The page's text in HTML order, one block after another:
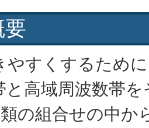
やすくするため
と高域周波数帯
の組合せの中か